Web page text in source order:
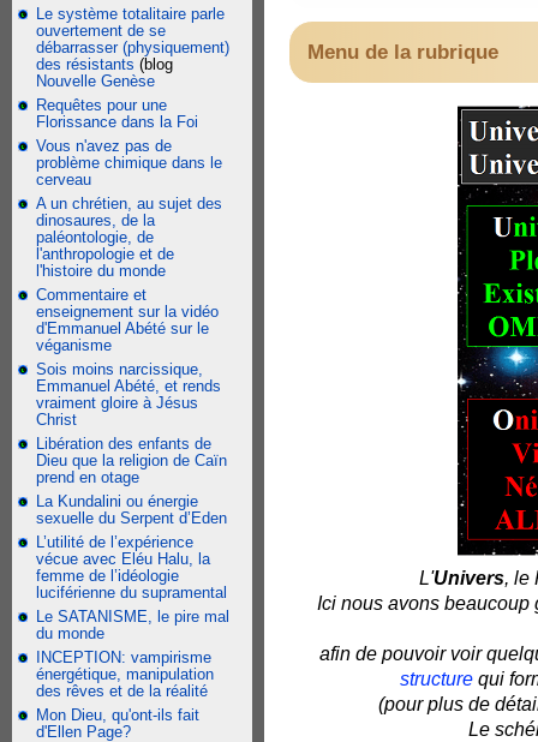
Le système totalitaire parle
ouvertement de se
débarrasser (physiquement)
des résistants (blog
Nouvelle Genèse
Requêtes pour une
Florissance dans la Foi
Vous n'avez pas de
problème chimique dans le
cerveau
A un chrétien, au sujet des
dinosaures, de la
paléontologie, de
l'anthropologie et de
l'histoire du monde
Commentaire et
enseignement sur la vidéo
d'Emmanuel Abété sur le
véganisme
Sois moins narcissique,
Emmanuel Abété, et rends
vraiment gloire à Jésus
Christ
Libération des enfants de
Dieu que la religion de Caïn
prend en otage
La Kundalini ou énergie
sexuelle du Serpent d’Eden
L’utilité de l’expérience
vécue avec Eléu Halu, la
femme de l’idéologie
luciférienne du supramental
Le SATANISME, le pire mal
du monde
INCEPTION: vampirisme
énergétique, manipulation
des rêves et de la réalité
Mon Dieu, qu'ont-ils fait
d'Ellen Page?
Menu de la rubrique
L'Univers, le
Ici nous avons beaucoup
afin de pouvoir voir
structure qui
(pour plus de
Le